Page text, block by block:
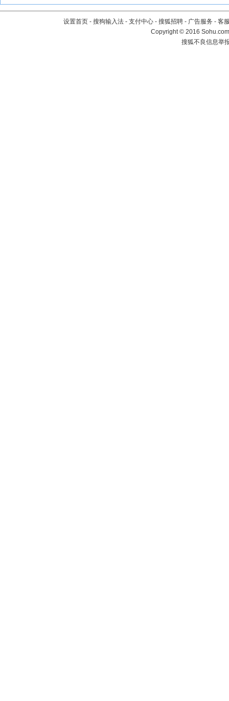
设置首页 - 搜狗输入法 - 支付中心 - 搜狐招聘 - 广告服务 - 客
Copyright©2016
搜狐不良信息举